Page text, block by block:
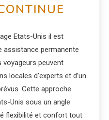
Etats-Unis il est
assistance permanente
voyageurs peuvent
locales d’experts et d’un
Cette approche
Unis sous un angle
flexibilité et confort tout